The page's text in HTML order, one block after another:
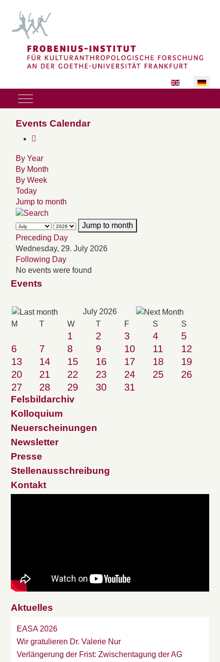
Sprache
Mobile Menu Toggle
Events Calendar
By Year
By Month
By Week
Today
Jump to month
Jump to month
Preceding Day
Wednesday, 29. July 2026
Following Day
No events were found
Events
July 2026
M T W T F S S
1 2 3 4
5
6
7 8 9 10 11
12
13
14 15 16 17 18
19
20
21 22 23 24 25
26
27
28 29 30 31
Felsbildarchiv
Kolloquium
Neuerscheinungen
Newsletter
Presse
Stellenausschreibung
Kontakt
Aktuelles
EASA 2026
Wir gratulieren Dr. Valerie Nur
Verlängerung der Frist: Zwischentagung der AG